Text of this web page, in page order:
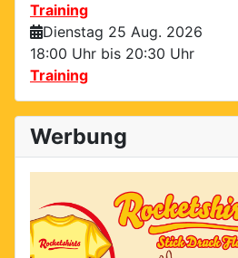
Training
Dienstag 25 Aug. 2026
18:00 Uhr bis 20:30 Uhr
Training
Werbung